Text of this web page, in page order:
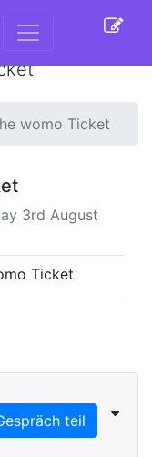
womo Ticket
3rd August
Ticket
teil